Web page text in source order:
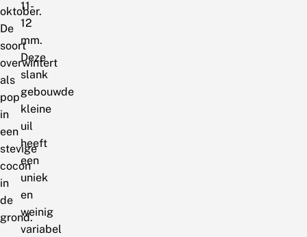
oktober.
De
soort
overwintert
als
pop
in
een
stevige
cocon
in
de
grond.
11-
12
mm.
Deze
slank
gebouwde
kleine
uil
heeft
een
uniek
en
weinig
variabel